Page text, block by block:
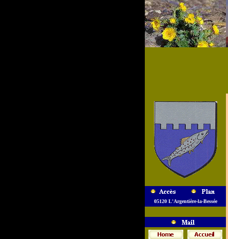
05120 L'Argentière-la-Bessée